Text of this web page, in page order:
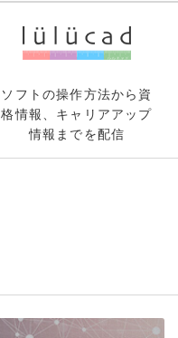
ソフトの操作方法から資
格情報、キャリアアップ
情報までを配信